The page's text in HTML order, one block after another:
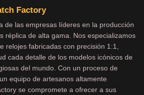
Factory
de las empresas líderes en la producción
réplica de alta gama. Nos especializamos
relojes fabricadas con precisión 1:1,
cada detalle de los modelos icónicos de
del mundo. Con un proceso de
equipo de artesanos altamente
se compromete a ofrecer a sus